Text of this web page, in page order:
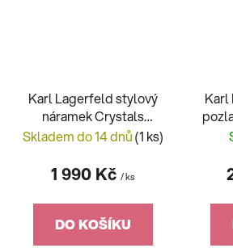
Karl Lagerfeld stylový
náramek Crystals
KLAYC33
Skladem do 14 dnů(1 ks)
1 990 Kč / ks
DO KOŠÍKU
Karl